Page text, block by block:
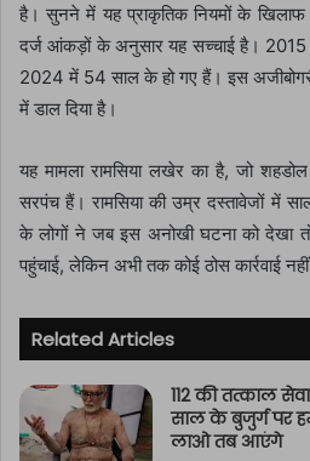
है। सुनने में यह प्राकृतिक नियमों के
दर्ज आंकड़ों के अनुसार यह सच्चाई है।
2024 में 54 साल के हो गए हैं। इस
में डाल दिया है।
यह मामला रामसिया लखेर का है, जो
सरपंच हैं। रामसिया की उम्र दस्तावेजों में
के लोगों ने जब इस अनोखी घटना को देखा
पहुंचाई, लेकिन अभी तक कोई ठोस कार्रवाई
Related Articles
112 की तत्काल
साल के बुजुर्ग पर
लाओ तब आएंगे